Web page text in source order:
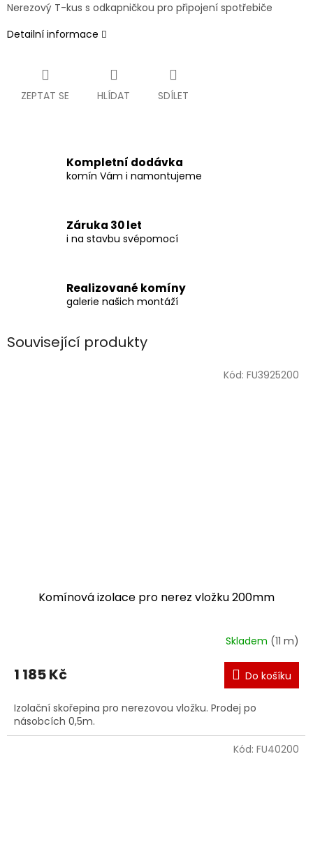
Nerezový T-kus s odkapničkou pro připojení spotřebiče
Detailní informace
ZEPTAT SE HLÍDAT SDÍLET
Kompletní dodávka
komín Vám i namontujeme
Záruka 30 let
i na stavbu svépomocí
Realizované komíny
galerie našich montáží
Související produkty
Komínová izolace pro nerez vložku 200mm
Skladem (11 m)
1 185 Kč Do košíku
Izolační skořepina pro nerezovou vložku. Prodej po
násobcích 0,5m.
Kód: FU3925200
Kód: FU40200